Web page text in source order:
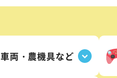
車両・農機具など